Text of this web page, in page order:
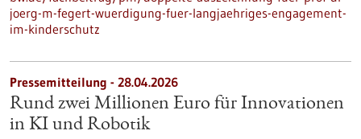
joerg-m-fegert-wuerdigung-fuer-langjaehriges-engagement-
im-kinderschutz
Pressemitteilung - 28.04.2026
Rund zwei Millionen Euro für Innovationen
in KI und Robotik